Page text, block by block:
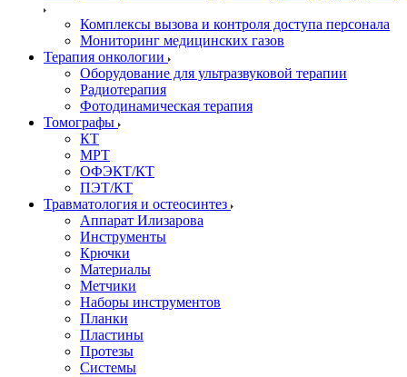
Комплексы вызова и контроля доступа персонала
Мониторинг медицинских газов
Терапия онкологии
Оборудование для ультразвуковой терапии
Радиотерапия
Фотодинамическая терапия
Томографы
КТ
МРТ
ОФЭКТ/КТ
ПЭТ/КТ
Травматология и остеосинтез
Аппарат Илизарова
Инструменты
Крючки
Материалы
Метчики
Наборы инструментов
Планки
Пластины
Протезы
Системы